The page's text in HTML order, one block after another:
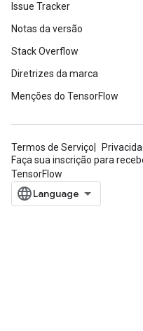
Issue Tracker
Notas da versão
Stack Overflow
Diretrizes da marca
Menções do TensorFlow
Termos de Serviço
Faça sua inscrição para
TensorFlow